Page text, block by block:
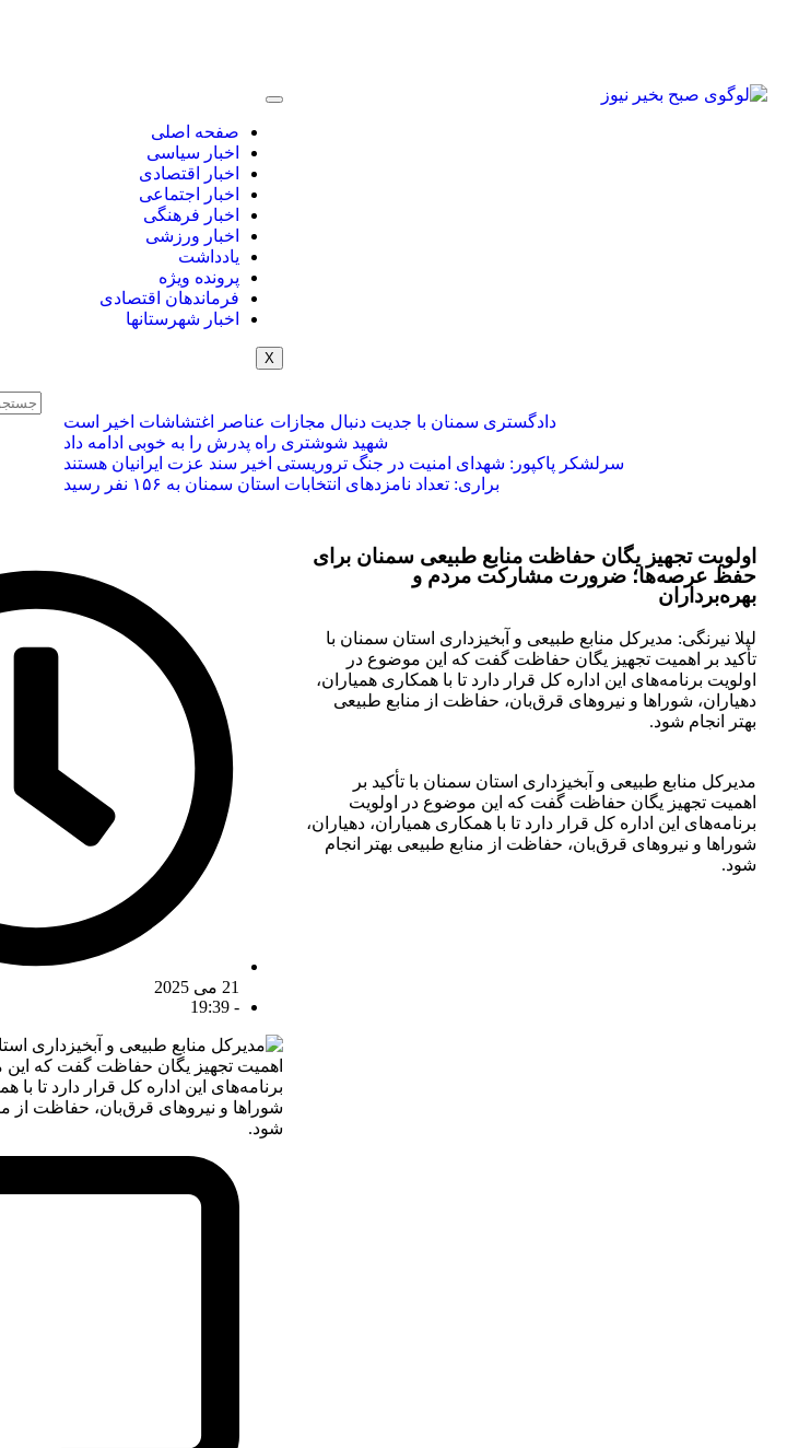
صفحه اصلی
اخبار سیاسی
اخبار اقتصادی
اخبار اجتماعی
اخبار فرهنگی
اخبار ورزشی
یادداشت
پرونده ویژه
فرماندهان اقتصادی
اخبار شهرستانها
X
دادگستری سمنان با جدیت دنبال مجازات عناصر اغتشاشات اخیر است
شهید شوشتری راه پدرش را به خوبی ادامه داد
سرلشکر پاکپور: شهدای امنیت در جنگ تروریستی اخیر سند عزت ایرانیان هستند
براری: تعداد نامزدهای انتخابات استان سمنان به ۱۵۶ نفر رسید
اولویت تجهیز یگان حفاظت منابع طبیعی سمنان برای
حفظ عرصه‌ها؛ ضرورت مشارکت مردم و
بهره‌برداران
لیلا نیرنگی: مدیرکل منابع طبیعی و آبخیزداری استان سمنان با
تأکید بر اهمیت تجهیز یگان حفاظت گفت که این موضوع در
اولویت برنامه‌های این اداره کل قرار دارد تا با همکاری همیاران،
دهیاران، شوراها و نیروهای قرق‌بان، حفاظت از منابع طبیعی
بهتر انجام شود.
مدیرکل منابع طبیعی و آبخیزداری استان سمنان با تأکید بر
اهمیت تجهیز یگان حفاظت گفت که این موضوع در اولویت
برنامه‌های این اداره کل قرار دارد تا با همکاری همیاران، دهیاران،
شوراها و نیروهای قرق‌بان، حفاظت از منابع طبیعی بهتر انجام
شود.
21 می 2025
-
19:39